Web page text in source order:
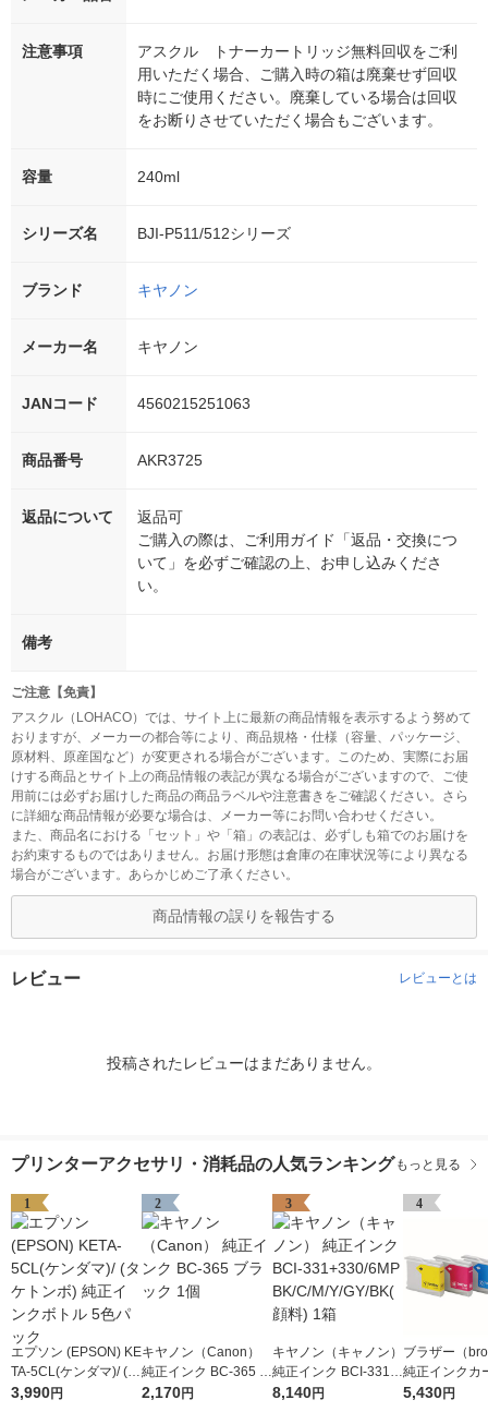
注意事項
アスクル トナーカートリッジ無料回収をご利
用いただく場合、ご購入時の箱は廃棄せず回収
時にご使用ください。廃棄している場合は回収
をお断りさせていただく場合もございます。
容量 240ml
シリーズ名 BJI-P511/512シリーズ
ブランド キヤノン
メーカー名 キヤノン
JANコード 4560215251063
商品番号 AKR3725
返品について
返品可
ご購入の際は、ご利用ガイド「返品・交換につ
いて」を必ずご確認の上、お申し込みくださ
い。
備考
ご注意【免責】
アスクル（LOHACO）では、サイト上に最新の商品情報を表示するよう努めて
おりますが、メーカーの都合等により、商品規格・仕様（容量、パッケージ、
原材料、原産国など）が変更される場合がございます。このため、実際にお届
けする商品とサイト上の商品情報の表記が異なる場合がございますので、ご使
用前には必ずお届けした商品の商品ラベルや注意書きをご確認ください。さら
に詳細な商品情報が必要な場合は、メーカー等にお問い合わせください。
また、商品名における「セット」や「箱」の表記は、必ずしも箱でのお届けを
お約束するものではありません。お届け形態は倉庫の在庫状況等により異なる
場合がございます。あらかじめご了承ください。
商品情報の誤りを報告する
レビュー レビューとは
投稿されたレビューはまだありません。
プリンターアクセサリ・消耗品の人気ランキング もっと見る
1
エプソン (EPSON) KE
TA-5CL(ケンダマ)/ (タ
ケトンボ) 純正インク
3,990円
2
キヤノン（Canon）
純正インク BC-365 ブ
ラック 1個
2,170円
3
キヤノン（キャノン）
純正インク BCI-331+
330/6MP BK/C/M/Y/G
8,140円
4
ブラザー（
純正インクカ
ジ LC10-4PK
5,430円